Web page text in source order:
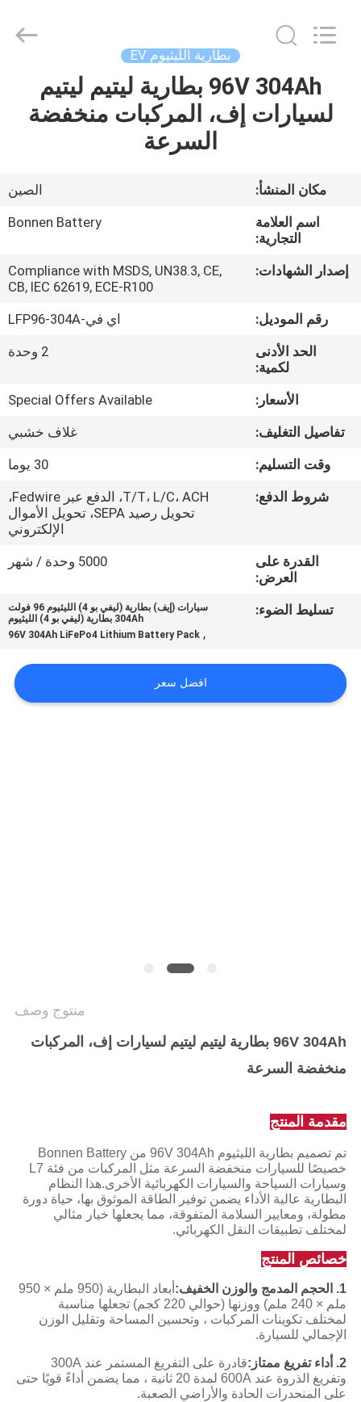
منزل
حول
جولة
المعمل
الجودة
اتصل
خريطة
الموقع
سياسة
الخصوصية
Technology
بطارية الليثيوم EV
96V 304Ah بطارية ليتيم ليتيم
لسيارات إف، المركبات منخفضة
السرعة
مكان المنشأ:
الصين
اسم العلامة
التجارية:
Bonnen Battery
إصدار الشهادات:
Compliance with MSDS, UN38.3, CE,
CB, IEC 62619, ECE-R100
رقم الموديل:
اي في-LFP96-304A
الحد الأدنى
لكمية:
2 وحدة
الأسعار:
Special Offers Available
تفاصيل التغليف:
غلاف خشبي
وقت التسليم:
30 يوما
شروط الدفع:
T/T، L/C، ACH، الدفع عبر Fedwire،
تحويل رصيد SEPA، تحويل الأموال
الإلكتروني
القدرة على
العرض:
5000 وحدة / شهر
تسليط الضوء:
سيارات (إيف) بطارية (ليفي بو 4) الليثيوم 96 فولت
304Ah بطارية (ليفي بو 4) الليثيوم
,
96V 304Ah LiFePo4 Lithium Battery Pack
افضل سعر
منتوج وصف
96V 304Ah بطارية ليتيم ليتيم لسيارات إف، المركبات
منخفضة السرعة
مقدمة المنتج
تم تصميم بطارية الليثيوم 96V 304Ah من Bonnen Battery
خصيصًا للسيارات منخفضة السرعة مثل المركبات من فئة L7
وسيارات السياحة والسيارات الكهربائية الأخرى.هذا النظام
البطارية عالية الأداء يضمن توفير الطاقة الموثوق بها، حياة دورة
مطولة، ومعايير السلامة المتفوقة، مما يجعلها خيار مثالي
لمختلف تطبيقات النقل الكهربائي.
خصائص المنتج
1. الحجم المدمج والوزن الخفيف:
أبعاد البطارية (950 ملم × 950
ملم × 240 ملم) ووزنها (حوالي 220 كجم) تجعلها مناسبة
لمختلف تكوينات المركبات ، وتحسين المساحة وتقليل الوزن
الإجمالي للسيارة.
2. أداء تفريغ ممتاز:
قادرة على التفريغ المستمر عند 300A
وتفريغ الذروة عند 600A لمدة 20 ثانية ، مما يضمن أداءً قويًا حتى
على المنحدرات الحادة والأراضي الصعبة.